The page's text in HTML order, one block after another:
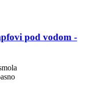
pod vodom -​